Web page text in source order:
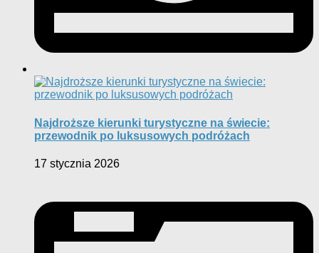
Najdroższe kierunki turystyczne na świecie:
przewodnik po luksusowych podróżach
17 stycznia 2026